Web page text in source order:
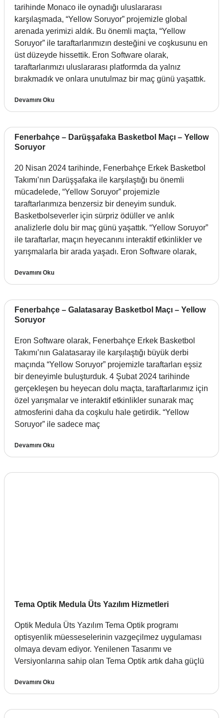
tarihinde Monaco ile oynadığı uluslararası
karşılaşmada, “Yellow Soruyor” projemizle global
arenada yerimizi aldık. Bu önemli maçta, “Yellow
Soruyor” ile taraftarlarımızın desteğini ve coşkusunu en
üst düzeyde hissettik. Eron Software olarak,
taraftarlarımızı uluslararası platformda da yalnız
bırakmadık ve onlara unutulmaz bir maç günü yaşattık.
Devamını Oku
Fenerbahçe – Darüşşafaka Basketbol Maçı – Yellow
Soruyor
20 Nisan 2024 tarihinde, Fenerbahçe Erkek Basketbol
Takımı’nın Darüşşafaka ile karşılaştığı bu önemli
mücadelede, “Yellow Soruyor” projemizle
taraftarlarımıza benzersiz bir deneyim sunduk.
Basketbolseverler için sürpriz ödüller ve anlık
analizlerle dolu bir maç günü yaşattık. “Yellow Soruyor”
ile taraftarlar, maçın heyecanını interaktif etkinlikler ve
yarışmalarla bir arada yaşadı. Eron Software olarak,
Devamını Oku
Fenerbahçe – Galatasaray Basketbol Maçı – Yellow
Soruyor
Eron Software olarak, Fenerbahçe Erkek Basketbol
Takımı’nın Galatasaray ile karşılaştığı büyük derbi
maçında “Yellow Soruyor” projemizle taraftarları eşsiz
bir deneyimle buluşturduk. 4 Şubat 2024 tarihinde
gerçekleşen bu heyecan dolu maçta, taraftarlarımız için
özel yarışmalar ve interaktif etkinlikler sunarak maç
atmosferini daha da coşkulu hale getirdik. “Yellow
Soruyor” ile sadece maç
Devamını Oku
Tema Optik Medula Üts Yazılım Hizmetleri
Optik Medula Üts Yazılım Tema Optik programı
optisyenlik müesseselerinin vazgeçilmez uygulaması
olmaya devam ediyor. Yenilenen Tasarımı ve
Versiyonlarına sahip olan Tema Optik artık daha güçlü
Devamını Oku